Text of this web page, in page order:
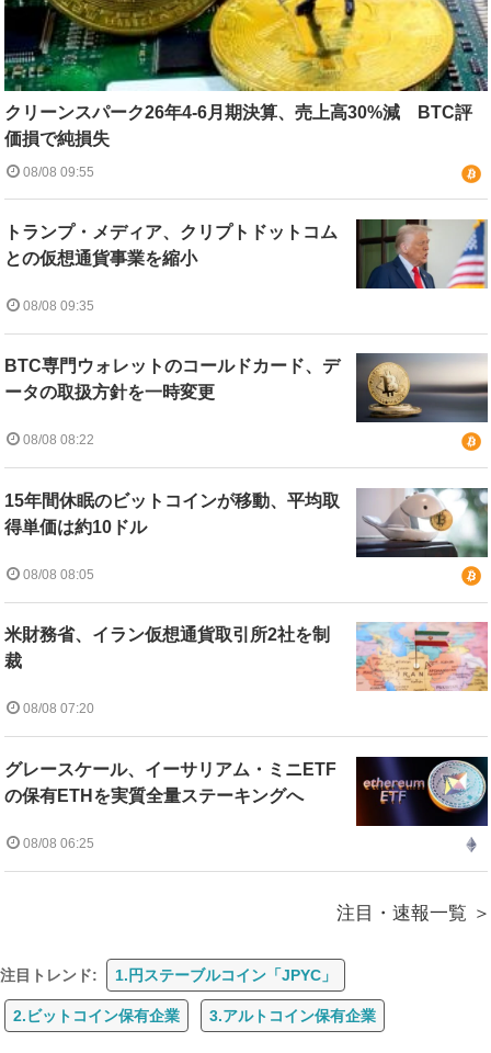
クリーンスパーク26年4-6月期決算、売上高30%減 BTC評
価損で純損失
08/08 09:55
トランプ・メディア、クリプトドットコム
との仮想通貨事業を縮小
08/08 09:35
BTC専門ウォレットのコールドカード、デ
ータの取扱方針を一時変更
08/08 08:22
15年間休眠のビットコインが移動、平均取
得単価は約10ドル
08/08 08:05
米財務省、イラン仮想通貨取引所2社を制
裁
08/08 07:20
グレースケール、イーサリアム・ミニETF
の保有ETHを実質全量ステーキングへ
08/08 06:25
注目・速報一覧
注目トレンド: 1.円ステーブルコイン「JPYC」
2.ビットコイン保有企業 3.アルトコイン保有企業